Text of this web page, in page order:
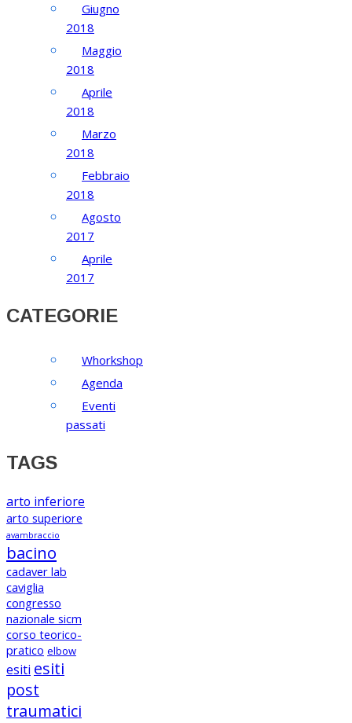
Giugno
2018
Maggio
2018
Aprile
2018
Marzo
2018
Febbraio
2018
Agosto
2017
Aprile
2017
CATEGORIE
Whorkshop
Agenda
Eventi
passati
TAGS
arto inferiore
arto superiore
avambraccio
bacino
cadaver lab
caviglia
congresso
nazionale sicm
corso teorico-
pratico elbow
esiti esiti
post
traumatici